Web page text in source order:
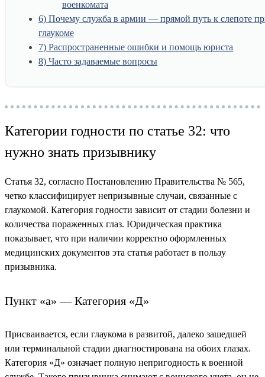
военкомата
6 Почему служба в армии — прямой путь к слепоте
глаукоме
7 Распространенные ошибки и помощь юриста
8 Часто задаваемые вопросы
Категории годности по статье 32: что
нужно знать призывнику
Статья 32, согласно Постановлению Правительства № 565,
четко классифицирует непризывные случаи, связанные с
глаукомой. Категория годности зависит от стадии болезни и
количества пораженных глаз. Юридическая практика
показывает, что при наличии корректно оформленных
медицинских документов эта статья работает в пользу
призывника.
Пункт «а» — Категория «Д»
Присваивается, если глаукома в развитой, далеко зашедшей
или терминальной стадии диагностирована на обоих глазах.
Категория «Д» означает полную непригодность к военной